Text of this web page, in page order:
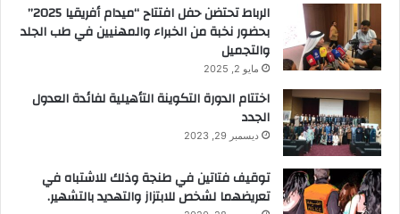
الرباط تحتضن حفل افتتاح “ميدام أفريقيا 2025”
بحضور نخبة من الخبراء والمهنيين في طب الجلد
والتجميل
مايو 2, 2025
اختتام الدورة التكوينة التأهيلية لفائدة العدول
الجدد
ديسمبر 29, 2023
توقيف فتاتين في طنجة وذلك للاشتباه في
تعريضهما لشخص للابتزاز والتهديد بالتشهير.